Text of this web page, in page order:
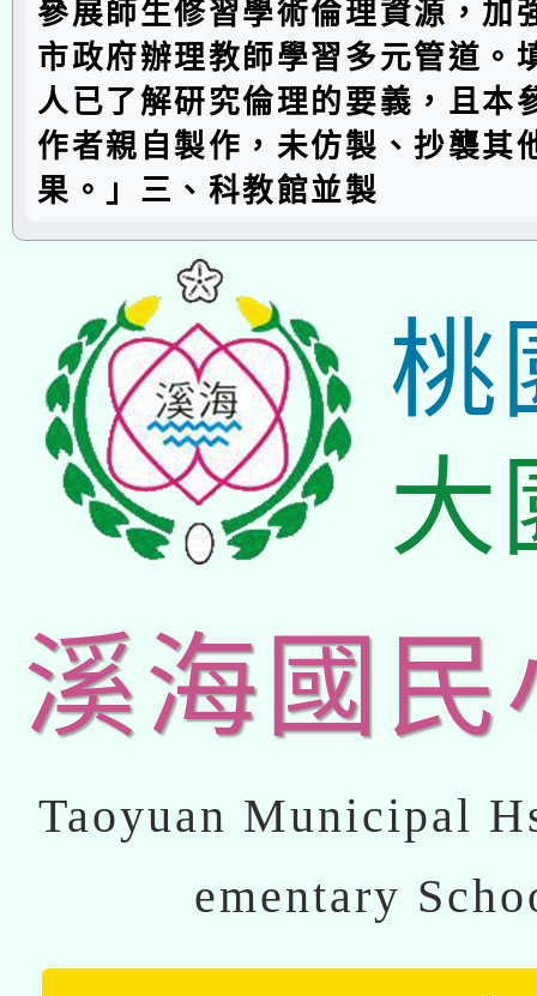
參展師生修習學術倫理資源，加
市政府辦理教師學習多元管道。
人已了解研究倫理的要義，且本
作者親自製作，未仿製、抄襲其
果。」三、科教館並製
桃
大
溪海國民
Taoyuan Municipal
ementary